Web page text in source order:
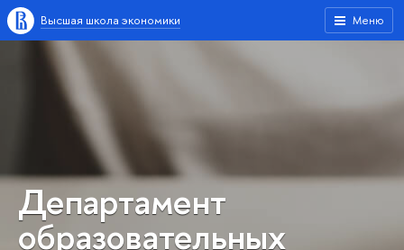
Меню
Высшая школа экономики
Департамент
образовательных